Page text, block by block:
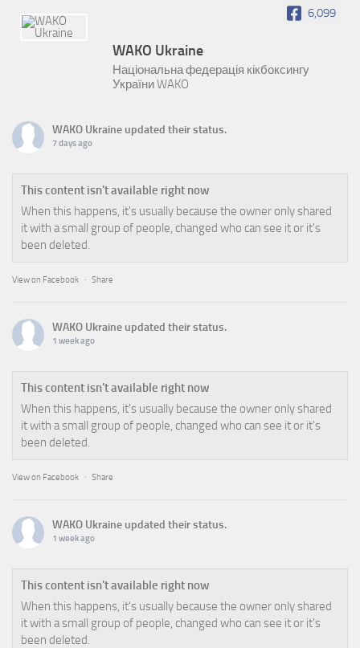
6,099
WAKO Ukraine
Національна федерація кікбоксингу
України WAKO
WAKO Ukraine updated their status.
7 days ago
This content isn't available right now
When this happens, it's usually because the owner only shared
it with a small group of people, changed who can see it or it's
been deleted.
View on Facebook · Share
WAKO Ukraine updated their status.
1 week ago
This content isn't available right now
When this happens, it's usually because the owner only shared
it with a small group of people, changed who can see it or it's
been deleted.
View on Facebook · Share
WAKO Ukraine updated their status.
1 week ago
This content isn't available right now
When this happens, it's usually because the owner only shared
it with a small group of people, changed who can see it or it's
been deleted.